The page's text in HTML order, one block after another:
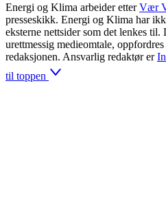
Energi og Klima arbeider etter Vær
presseskikk. Energi og Klima har
eksterne nettsider som det lenkes til.
urettmessig medieomtale,
redaksjonen. Ansvarlig redaktør er
til toppen